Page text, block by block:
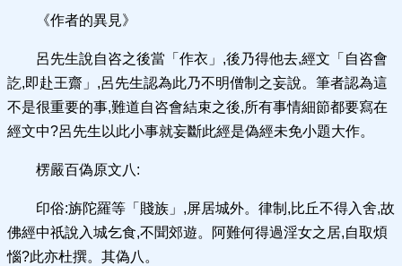
《作者的異見》
呂先生說自咨之後當「作衣」,後乃得他去,經文「自咨會
訖,即赴王齋」,呂先生認為此乃不明僧制之妄說。筆者認為這
不是很重要的事,難道自咨會結束之後,所有事情細節都要寫在
經文中?呂先生以此小事就妄斷此經是偽經未免小題大作。
楞嚴百偽原文八:
印俗:旃陀羅等「賤族」,屏居城外。律制,比丘不得入舍,故
佛經中祇說入城乞食,不聞郊遊。阿難何得過淫女之居,自取煩
惱?此亦杜撰。其偽八。